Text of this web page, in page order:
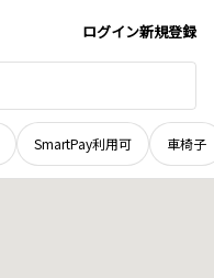
ログイン新規登録
SmartPay利用可 車椅子